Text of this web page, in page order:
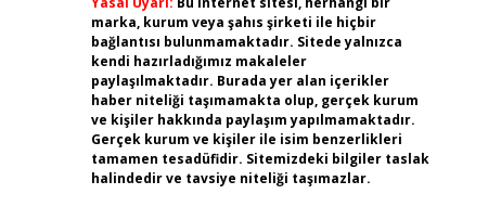
marka, kurum veya şahıs şirketi ile hiçbir
bağlantısı bulunmamaktadır. Sitede yalnızca
kendi hazırladığımız makaleler
paylaşılmaktadır. Burada yer alan içerikler
haber niteliği taşımamakta olup, gerçek kurum
ve kişiler hakkında paylaşım yapılmamaktadır.
Gerçek kurum ve kişiler ile isim benzerlikleri
tamamen tesadüfidir. Sitemizdeki bilgiler taslak
halindedir ve tavsiye niteliği taşımazlar.